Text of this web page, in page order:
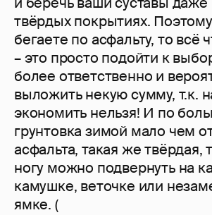
твёрдых покрытиях.
бегаете по асфальту, то всё
– это просто подойти к
более ответственно и
выложить некую сумму, т.к.
экономить нельзя! И по
грунтовка зимой мало чем
асфальта, такая же твёрдая,
ногу можно подвернуть на
камушке, веточке или
ямке. (